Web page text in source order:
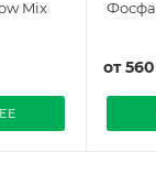
Mix
от